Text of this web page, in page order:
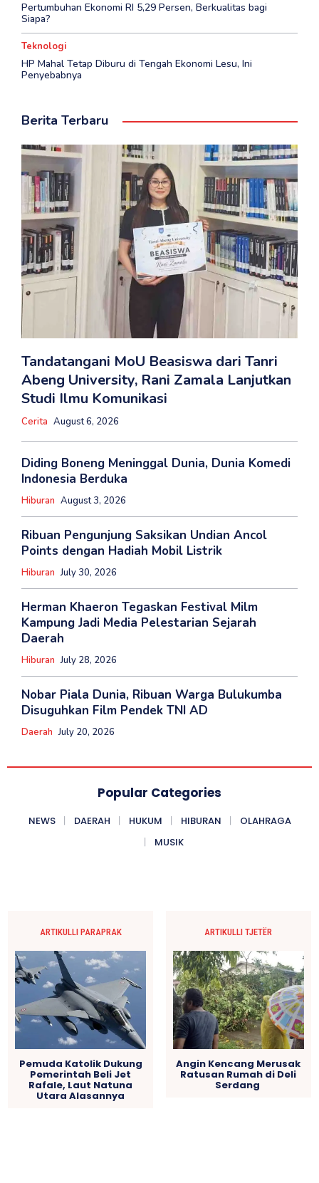
Pertumbuhan Ekonomi RI 5,29 Persen, Berkualitas bagi
Siapa?
Teknologi
HP Mahal Tetap Diburu di Tengah Ekonomi Lesu, Ini
Penyebabnya
Berita Terbaru
Tandatangani MoU Beasiswa dari Tanri
Abeng University, Rani Zamala Lanjutkan
Studi Ilmu Komunikasi
Cerita August 6, 2026
Diding Boneng Meninggal Dunia, Dunia Komedi
Indonesia Berduka
Hiburan August 3, 2026
Ribuan Pengunjung Saksikan Undian Ancol
Points dengan Hadiah Mobil Listrik
Hiburan July 30, 2026
Herman Khaeron Tegaskan Festival Milm
Kampung Jadi Media Pelestarian Sejarah
Daerah
Hiburan July 28, 2026
Nobar Piala Dunia, Ribuan Warga Bulukumba
Disuguhkan Film Pendek TNI AD
Daerah July 20, 2026
Popular Categories
NEWS DAERAH HUKUM HIBURAN
OLAHRAGA
MUSIK
ARTIKULLI PARAPRAK
Pemuda Katolik Dukung
Pemerintah Beli Jet
Rafale, Laut Natuna
Utara Alasannya
ARTIKULLI TJETËR
Angin Kencang Merusak
Ratusan Rumah di Deli
Serdang